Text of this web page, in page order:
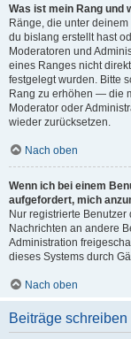
Was ist mein Rang und
Ränge, die unter
du bislang erstellt hast
Moderatoren und
eines Ranges nicht
festgelegt wurden. Bitte
Rang zu erhöhen — die
Moderator oder
wieder zurücksetzen.
Nach oben
Wenn ich bei einem
aufgefordert, mich
Nur registrierte
Nachrichten an andere
Administration
dieses Systems durch
Nach oben
Beiträge schreiben